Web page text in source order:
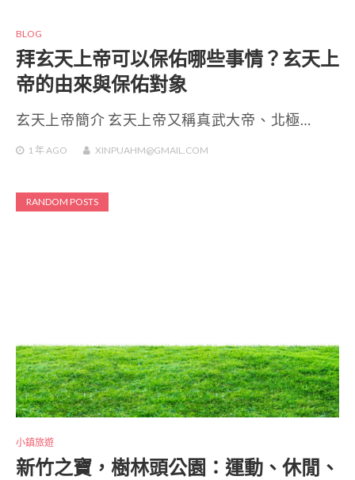
BLOG
拜玄天上帝可以保佑哪些事情？玄天上
帝的由來與保佑對象
玄天上帝簡介 玄天上帝又稱真武大帝、北極…
1 年AGO XINPUAHM@GMAIL.COM
RANDOM POSTS
小鎮旅遊
新竹之寶，樹林頭公園：運動、休閒、